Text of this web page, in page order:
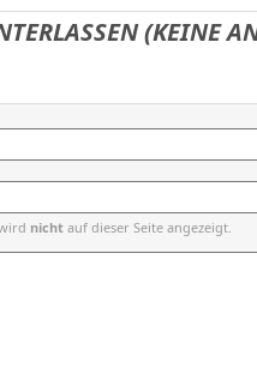
(KEINE
nicht auf dieser Seite angezeigt.